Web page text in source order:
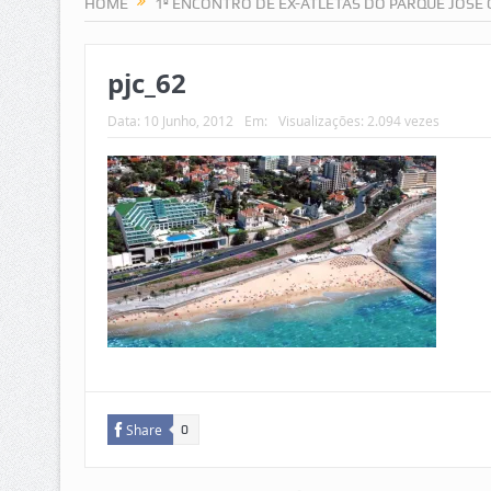
pjc_62
Data: 10 Junho, 2012 Em: Visualizações: 2.094 vezes
Share 0